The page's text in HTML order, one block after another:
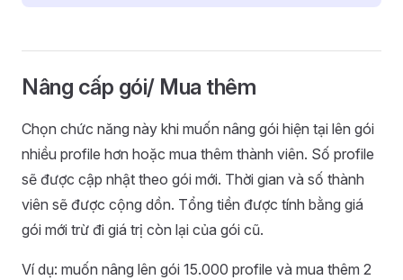
Nâng cấp gói/ Mua thêm
Chọn chức năng này khi muốn nâng gói hiện tại lên gói
nhiều profile hơn hoặc mua thêm thành viên. Số profile
sẽ được cập nhật theo gói mới. Thời gian và số thành
viên sẽ được cộng dồn. Tổng tiền được tính bằng giá
gói mới trừ đi giá trị còn lại của gói cũ.
Ví dụ: muốn nâng lên gói 15.000 profile và mua thêm 2